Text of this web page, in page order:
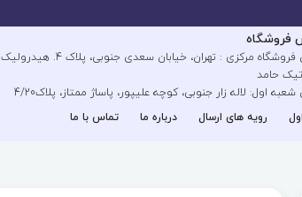
فروشگاه
آدرس فروشگاه مرکزی : تهران، خیابان سعدی جنوبی، پلاک 4. هیدرولیک
حامد
اول: لاله زار جنوبی، کوچه علیپور، پاساژ ممتاز، پلاک4/20
رویه های ارسال درباره ما تماس با ما